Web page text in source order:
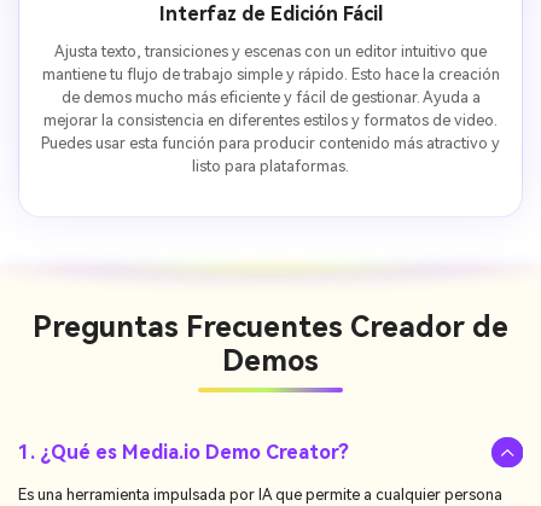
Interfaz de Edición Fácil
Ajusta texto, transiciones y escenas con un editor intuitivo que
mantiene tu flujo de trabajo simple y rápido. Esto hace la creación
de demos mucho más eficiente y fácil de gestionar. Ayuda a
mejorar la consistencia en diferentes estilos y formatos de video.
Puedes usar esta función para producir contenido más atractivo y
listo para plataformas.
Preguntas Frecuentes Creador de
Demos
1. ¿Qué es Media.io Demo Creator?
Es una herramienta impulsada por IA que permite a cualquier persona